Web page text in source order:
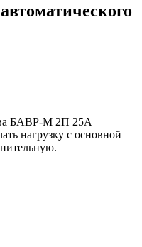
БАВР-М 2П 25А
нагрузку с основной